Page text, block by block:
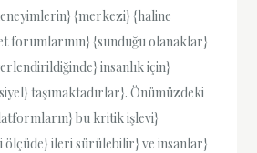
{merkezi} {haline
forumlarının} {sunduğu olanaklar}
insanlık için}
taşımaktadırlar}. Önümüzdeki
bu kritik işlevi}
ölçüde} ileri sürülebilir} ve insanlar}